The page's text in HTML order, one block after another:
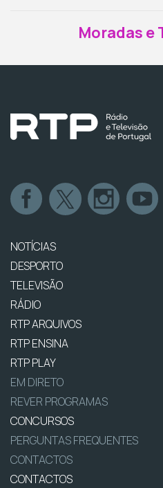
Moradas e
NOTÍCIAS
DESPORTO
TELEVISÃO
RÁDIO
RTP ARQUIVOS
RTP ENSINA
RTP PLAY
EM DIRETO
REVER PROGRAMAS
CONCURSOS
PERGUNTAS FREQUENTES
CONTACTOS
CONTACTOS